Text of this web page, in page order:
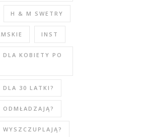
H & M SWETRY
INST
DLA KOBIETY PO
DLA 30 LATKI?
ODMŁADZAJĄ?
WYSZCZUPLAJĄ?